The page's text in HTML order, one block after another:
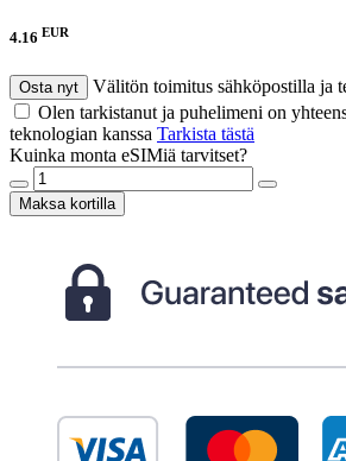
4.16 EUR
Osta nyt
Välitön toimitus sähköpostilla ja
Olen tarkistanut ja puhelimeni on
teknologian kanssa Tarkista tästä
Kuinka monta eSIMiä tarvitset?
Maksa kortilla